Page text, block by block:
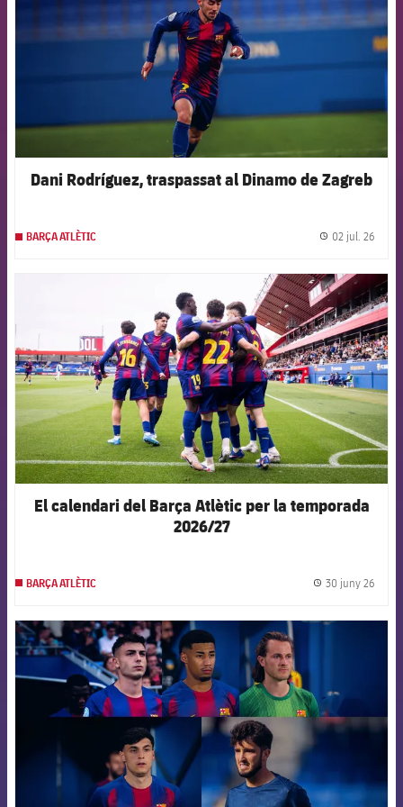
Dani Rodríguez, traspassat al Dinamo de Zagreb
BARÇA ATLÈTIC 02 jul. 26
FCB Barcelona badge
El calendari del Barça Atlètic per la temporada
2026/27
BARÇA ATLÈTIC 30 juny 26
FCB Barcelona badge